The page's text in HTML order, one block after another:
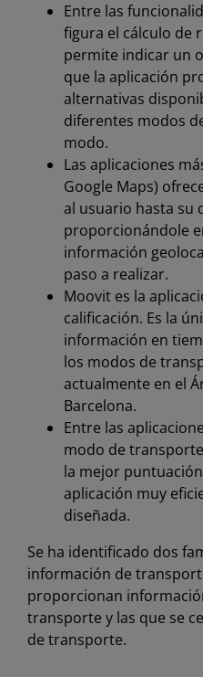
Entre las
figura el cálculo de
permite indicar un
que la aplicación
alternativas
diferentes modos
modo.
Las aplicaciones
Google Maps)
al usuario hasta su
proporcionándole
información
paso a realizar.
Moovit es la
calificación. Es la
información en
los modos de
actualmente en el
Barcelona.
Entre las
modo de
la mejor
aplicación muy
diseñada.
Se ha identificado dos
información de
proporcionan
transporte y las que se
de transporte.